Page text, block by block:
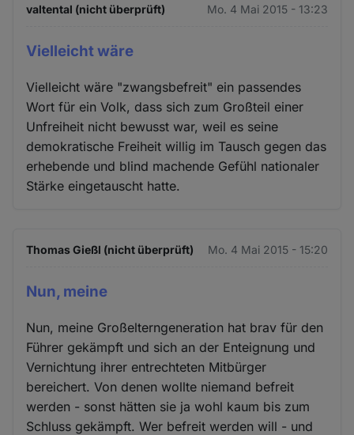
valtental (nicht überprüft) Mo. 4 Mai 2015 - 13:23
Vielleicht wäre
Vielleicht wäre "zwangsbefreit" ein passendes
Wort für ein Volk, dass sich zum Großteil einer
Unfreiheit nicht bewusst war, weil es seine
demokratische Freiheit willig im Tausch gegen das
erhebende und blind machende Gefühl nationaler
Stärke eingetauscht hatte.
Thomas Gießl (nicht überprüft) Mo. 4 Mai 2015 - 15:20
Nun, meine
Nun, meine Großelterngeneration hat brav für den
Führer gekämpft und sich an der Enteignung und
Vernichtung ihrer entrechteten Mitbürger
bereichert. Von denen wollte niemand befreit
werden - sonst hätten sie ja wohl kaum bis zum
Schluss gekämpft. Wer befreit werden will - und